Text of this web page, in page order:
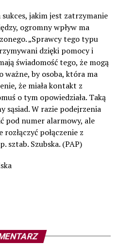
jakim jest zatrzymanie
ogromny wpływ ma
„Sprawcy tego typu
dzięki pomocy i
świadomość tego, że mogą
ważne, by osoba, która ma
że miała kontakt z
o tym opowiedziała. Taką
sąsiad. W razie podejrzenia
pod numer alarmowy, ale
połączenie z
sztab. Szubska. (PAP)